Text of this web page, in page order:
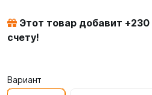
Этот товар добавит +230
счету!
Вариант